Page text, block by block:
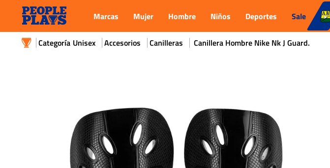
Marcas Mujer Hombre Niños Deportes Sale
Unisex Accesorios Canilleras Canillera Hombre Nike Nk J Guard.